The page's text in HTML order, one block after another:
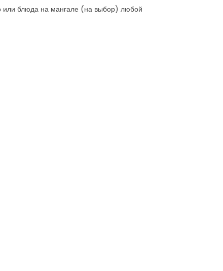
или блюда на мангале (на выбор) любой